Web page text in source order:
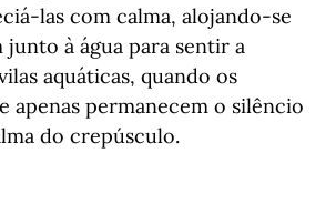
las com calma, alojando-se
junto à água para sentir a
aquáticas, quando os
apenas permanecem o silêncio
do crepúsculo.